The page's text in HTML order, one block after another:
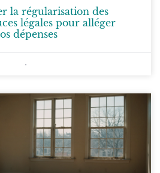
la régularisation des
légales pour alléger
dépenses